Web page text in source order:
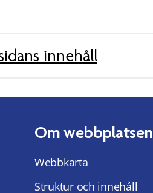
innehåll
Om webbplatsen
Webbkarta
Struktur och innehåll